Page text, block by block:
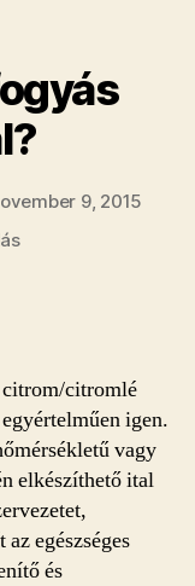
9, 2015
a(z)
citrom/citromlé
igen.
vagy
elkészíthető ital
egészséges
és